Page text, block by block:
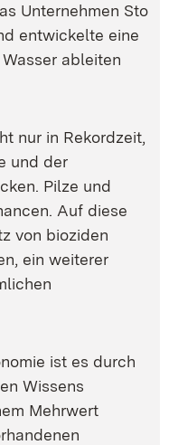
Unternehmen Sto
entwickelte eine
ableiten
nur in Rekordzeit,
und der
Pilze und
Auf diese
von bioziden
ein weiterer
ist es durch
Wissens
Mehrwert